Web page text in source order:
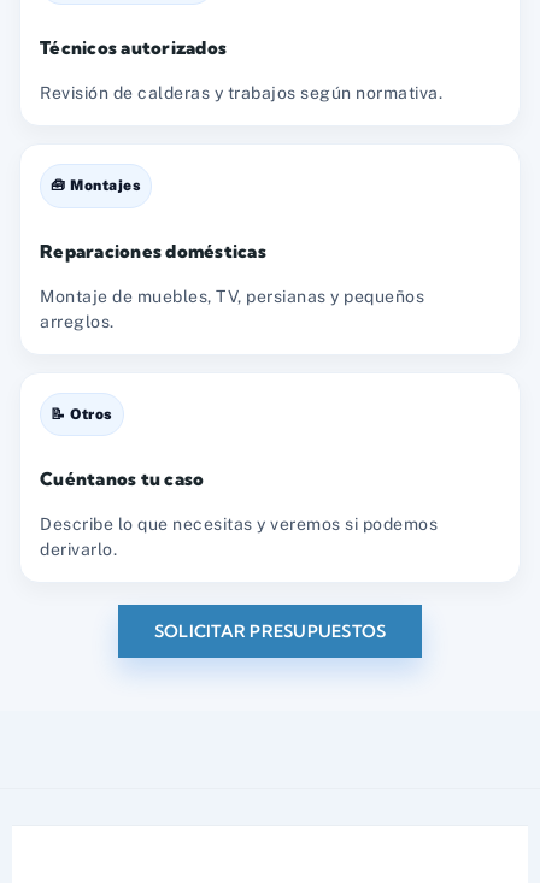
Técnicos autorizados
Revisión de calderas y trabajos según normativa.
🧰 Montajes
Reparaciones domésticas
Montaje de muebles, TV, persianas y pequeños
arreglos.
📝 Otros
Cuéntanos tu caso
Describe lo que necesitas y veremos si podemos
derivarlo.
SOLICITAR PRESUPUESTOS